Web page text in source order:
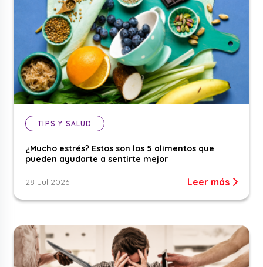
TIPS Y SALUD
¿Mucho estrés? Estos son los 5 alimentos que
pueden ayudarte a sentirte mejor
28 Jul 2026 Leer más